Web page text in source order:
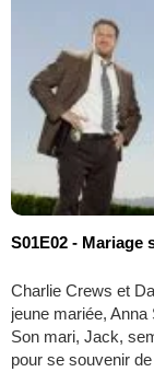
S01E02 - Mariage
Charlie Crews et
jeune mariée,
Son mari, Jack,
pour se souvenir